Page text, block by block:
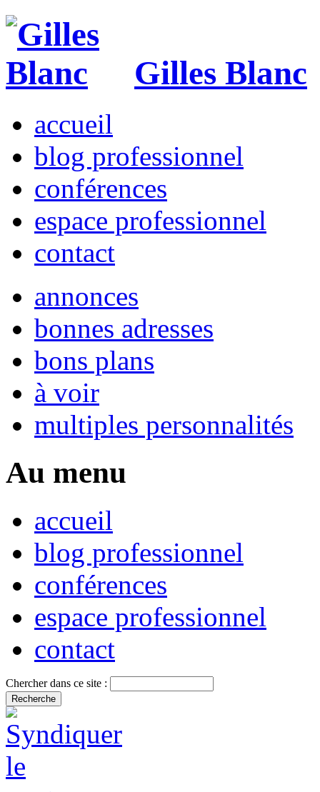
Gilles Blanc
accueil
blog professionnel
conférences
espace professionnel
contact
annonces
bonnes adresses
bons plans
à voir
multiples personnalités
Au menu
accueil
blog professionnel
conférences
espace professionnel
contact
Chercher dans ce site :